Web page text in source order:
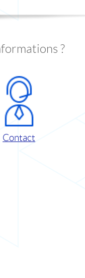
?
Contact